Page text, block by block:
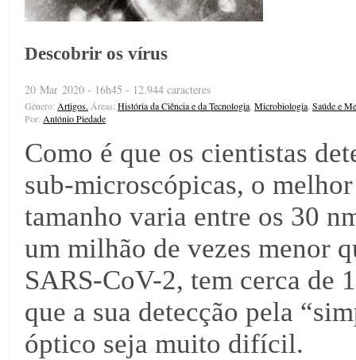
Descobrir os vírus
20 Mar 2020 - 16h45 - 12.944 caracteres
Género: Artigos. Áreas: História da Ciência e da Tecnologia Microbiologia Saúde e
Por: António Piedade
Como é que os cientistas
sub-microscópicas, o
tamanho varia entre os 30
um milhão de vezes menor
SARS-CoV-2, tem cerca de
que a sua detecção pela
óptico seja muito difícil.